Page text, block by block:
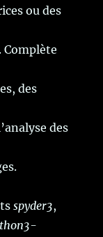
ou des
des
des
spyder3,